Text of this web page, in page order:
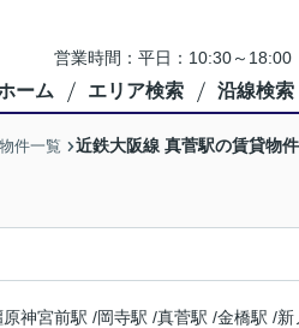
営業時間：平日：10:30～
ーム エリア検索 沿線検索
件一覧 近鉄大阪線 真菅駅の賃貸物
原神宮前駅 /岡寺駅 /真菅駅 /金橋駅 /新